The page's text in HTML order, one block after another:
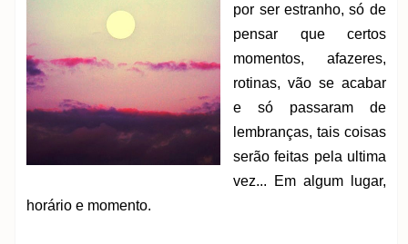
por ser estranho, só de
pensar que certos
momentos, afazeres,
rotinas, vão se acabar
e só passaram de
lembranças, tais coisas
serão feitas pela ultima
vez... Em algum lugar,
horário e momento.